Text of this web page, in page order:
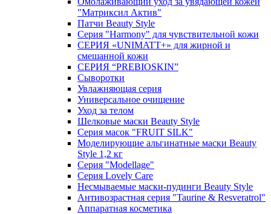
"Матриксил Актив"
Патчи Beauty Style
Серия "Harmony" для чувствительной кожи
СЕРИЯ «UNIMATT+» для жирной и
смешанной кожи
СЕРИЯ “PREBIOSKIN”
Сыворотки
Увлажняющая серия
Универсальное очищение
Уход за телом
Шелковые маски Beauty Style
Серия масок "FRUIT SILK"
Моделирующие альгинатные маски Beauty
Style 1,2 кг
Серия "Modellage"
Cерия Lovely Care
Несмываемые маски-пудинги Beauty Style
Антивозрастная серия "Taurine & Resveratrol"
Аппаратная косметика